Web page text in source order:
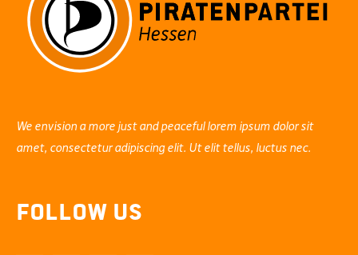
We envision a more just and peaceful lorem ipsum dolor sit
amet, consectetur adipiscing elit. Ut elit tellus, luctus nec.
Follow Us